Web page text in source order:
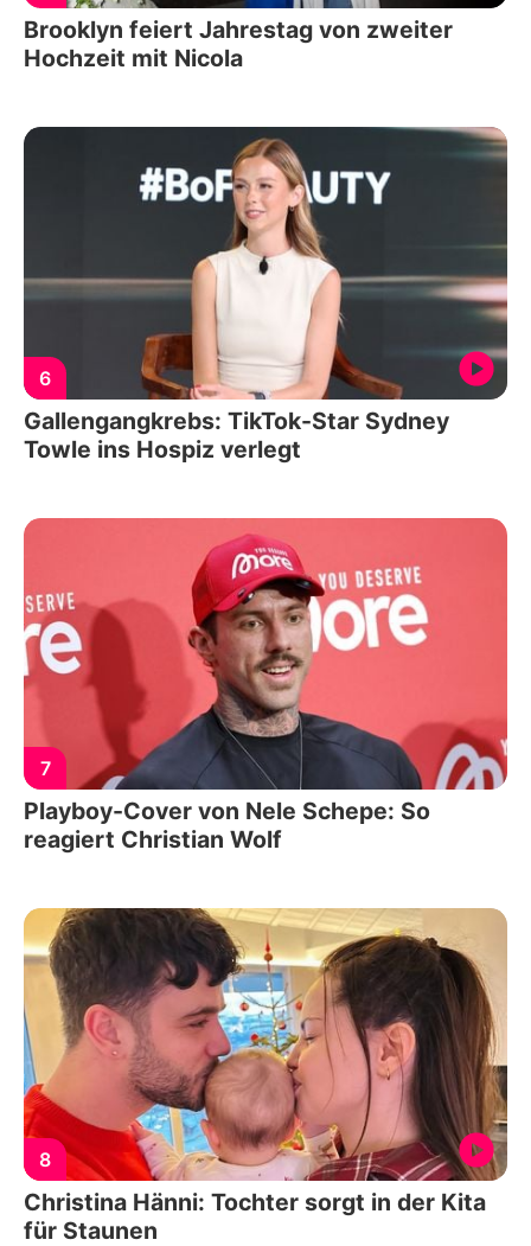
Brooklyn feiert Jahrestag von zweiter
Hochzeit mit Nicola
6
Gallengangkrebs: TikTok-Star Sydney
Towle ins Hospiz verlegt
7
Playboy-Cover von Nele Schepe: So
reagiert Christian Wolf
8
Christina Hänni: Tochter sorgt in der Kita
für Staunen